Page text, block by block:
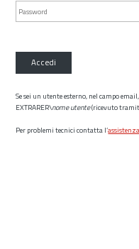
Accedi
Se sei un utente esterno, nel campo
EXTRARER\nome utente(ricevuto
Per problemi tecnici contatta l’